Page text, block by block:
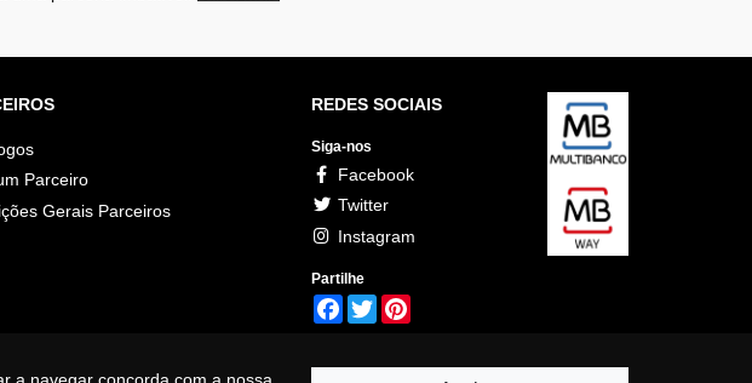
Parceiro
Gerais Parceiros
REDES SOCIAIS
Siga-nos
Facebook
Twitter
Instagram
Partilhe
Facebook
TwitterPinterest